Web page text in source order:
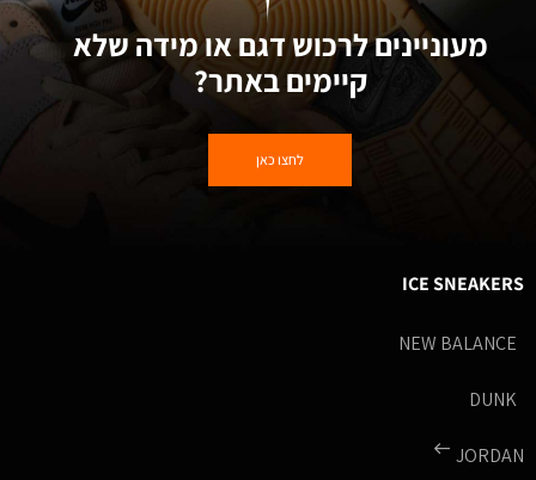
מעוניינים לרכוש דגם או מידה שלא
קיימים באתר?
לחצו כאן
ICE SNEAKERS
NEW BALANCE
DUNK
JORDAN